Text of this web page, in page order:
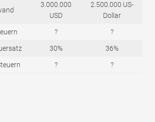
3.000.000
USD
2.500.000 US-
Dollar
? ?
30% 36%
? ?